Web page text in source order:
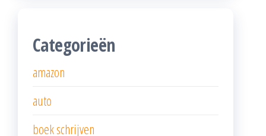
Categorieën
amazon
auto
boek schrijven